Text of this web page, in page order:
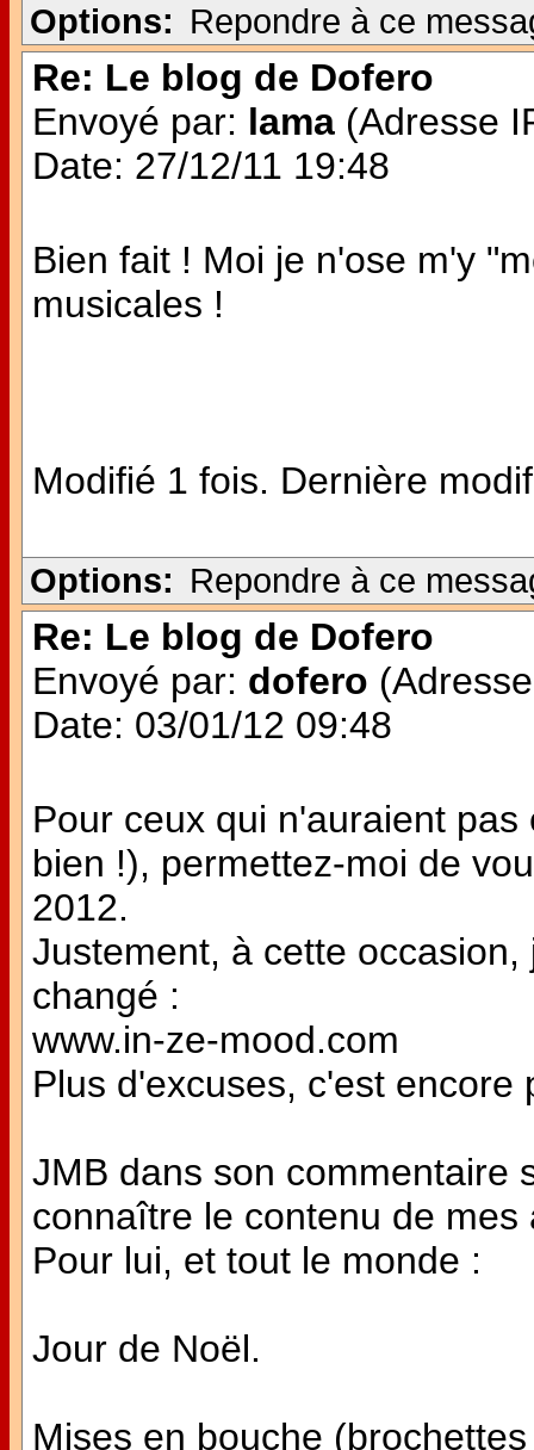
Options: Repondre à ce
Re: Le blog de Dofero
Envoyé par: lama (Adresse
Date: 27/12/11 19:48
Bien fait ! Moi je n'ose m'y
musicales !
Modifié 1 fois. Dernière
Options: Repondre à ce
Re: Le blog de Dofero
Envoyé par: dofero
Date: 03/01/12 09:48
Pour ceux qui n'auraient
bien !), permettez-moi de
2012.
Justement, à cette
changé :
www.in-ze-mood.com
Plus d'excuses, c'est encore
JMB dans son
connaître le contenu de
Pour lui, et tout le monde :
Jour de Noël.
Mises en bouche